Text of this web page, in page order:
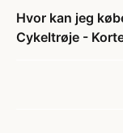
Hvor kan jeg
Cykeltrøje -